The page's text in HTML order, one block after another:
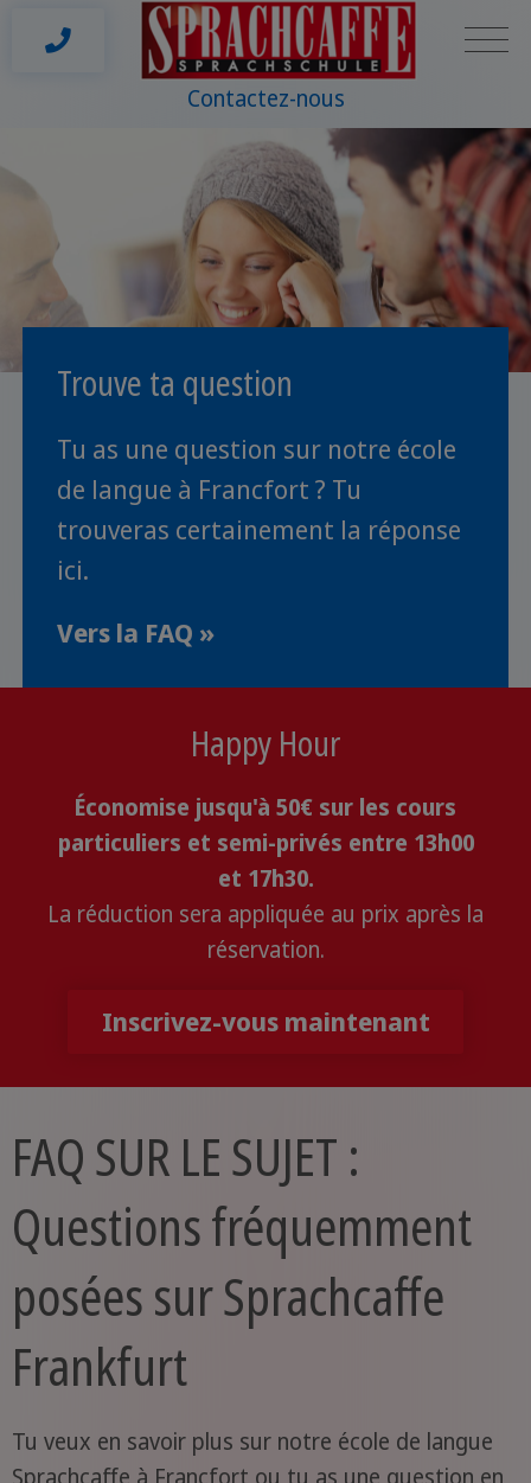
Contactez-nous
Trouve ta question
Tu as une question sur notre école
de langue à Francfort ? Tu
trouveras certainement la réponse
ici.
Vers la FAQ »
Happy Hour
Économise jusqu'à 50€ sur les cours
particuliers et semi-privés entre 13h00
et 17h30.
La réduction sera appliquée au prix après la
réservation.
Inscrivez-vous maintenant
FAQ SUR LE SUJET :
Questions fréquemment
posées sur Sprachcaffe
Frankfurt
Tu veux en savoir plus sur notre école de langue
Sprachcaffe à Francfort ou tu as une question en